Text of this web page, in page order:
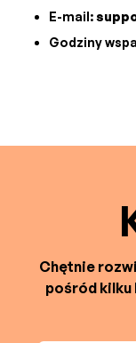
E-mail:
Godziny
Chętnie
pośród kilku